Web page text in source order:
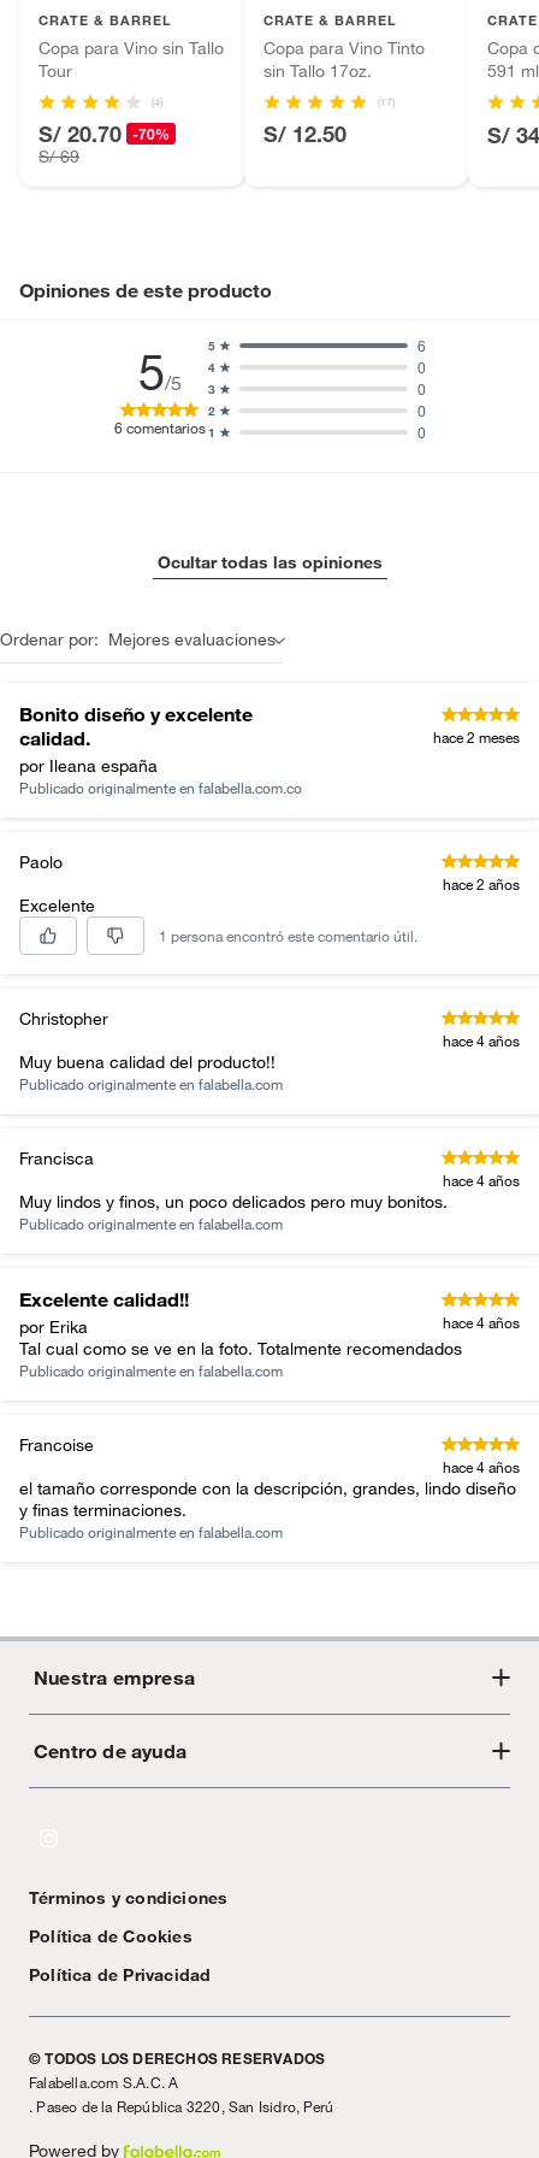
Productos que hayan sido previamente instalados.
Baterías de auto.
Motocicletas y bicicletas motorizadas.
Licores y cigarros electrónicos.
CRATE & BARREL
Copa para Vino sin Tallo
Tour
(4)
S/ 20.70 -70%
S/ 69
CRATE & BARREL
Copa para Vino Tinto
sin Tallo 17oz.
(17)
S/ 12.50
Copa
591 ml
S/
Opiniones de este producto
5/5
6 comentarios1 0
2 0
3 0
4 0
5 6
Ocultar todas las opiniones
Ordenar por: Mejores evaluaciones
Bonito diseño y excelente
calidad.
por Ileana españa
hace 2 meses
Publicado originalmente en falabella.com.co
Paolo
hace 2 años
Excelente
1 persona encontró este comentario útil.
Christopher
hace 4 años
Muy buena calidad del producto!!
Publicado originalmente en falabella.com
Francisca
hace 4 años
Muy lindos y finos, un poco delicados pero muy bonitos.
Publicado originalmente en falabella.com
Excelente calidad!!
por Erika hace 4 años
Tal cual como se ve en la foto. Totalmente recomendados
Publicado originalmente en falabella.com
Francoise
hace 4 años
el tamaño corresponde con la descripción, grandes, lindo diseño
y finas terminaciones.
Publicado originalmente en falabella.com
Nuestra empresa
Acerca de Crate
Centro de ayuda
Textos Legales
Términos y condiciones
Política de Cookies
Política de Privacidad
© TODOS LOS DERECHOS RESERVADOS
Falabella.com S.A.C. A
. Paseo de la República 3220, San Isidro, Perú
Powered by